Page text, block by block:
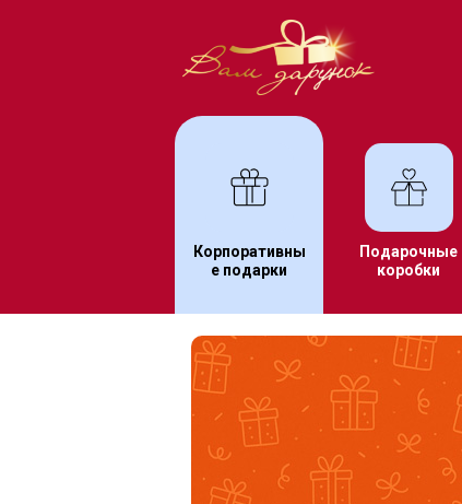
Корпоративны
е подарки
Подарочные
коробки